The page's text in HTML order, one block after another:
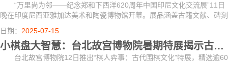
“万里尚为邻——纪念郑和下西洋620周年中国印尼文化交流展”11日
晚在印度尼西亚雅加达美术和陶瓷博物馆开幕。展品涵盖古籍文献、碑刻
拓片、造船工具、航海图卷、海捞瓷器、影像资料等，系统呈现郑和下西
洋的宏大...
日期： 2025-07-15
小棋盘大智慧：台北故宫博物院暑期特展揭示古代围棋文化魅力
台北故宫博物院12日推出“棋人弈事：古代围棋文化”特展，精选逾60